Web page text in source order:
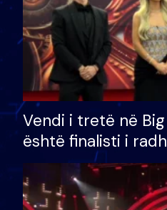
Vendi i tretë në
është finalisti i